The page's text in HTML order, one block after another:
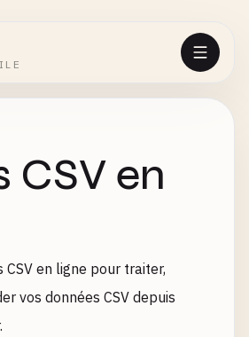
CSV en
en ligne pour traiter,
vos données CSV depuis